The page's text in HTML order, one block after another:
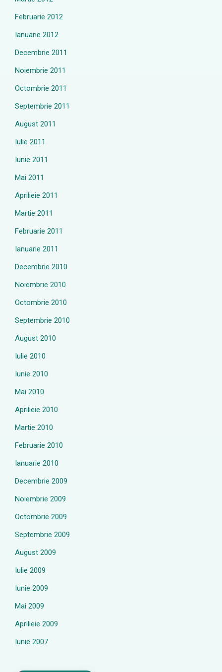
Februarie 2012
Ianuarie 2012
Decembrie 2011
Noiembrie 2011
Octombrie 2011
Septembrie 2011
August 2011
Iulie 2011
Iunie 2011
Mai 2011
Aprilieie 2011
Martie 2011
Februarie 2011
Ianuarie 2011
Decembrie 2010
Noiembrie 2010
Octombrie 2010
Septembrie 2010
August 2010
Iulie 2010
Iunie 2010
Mai 2010
Aprilieie 2010
Martie 2010
Februarie 2010
Ianuarie 2010
Decembrie 2009
Noiembrie 2009
Octombrie 2009
Septembrie 2009
August 2009
Iulie 2009
Iunie 2009
Mai 2009
Aprilieie 2009
Iunie 2007